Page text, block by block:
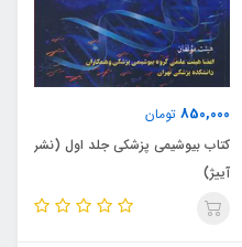
850,000 تومان
کتاب بیوشیمی پزشکی جلد اول (نشر
آییژ)